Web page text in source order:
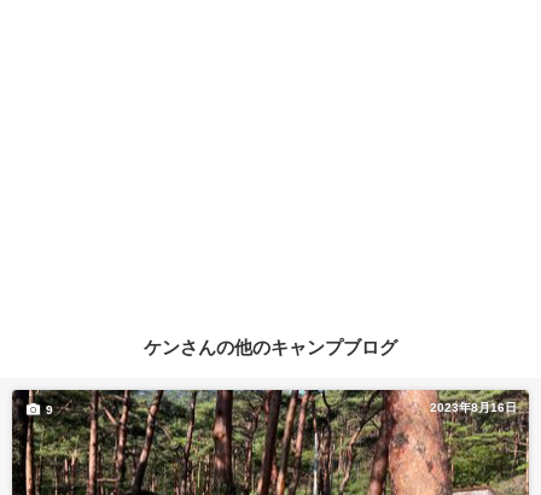
ケンさんの他のキャンプブログ
2023年8月16日
9